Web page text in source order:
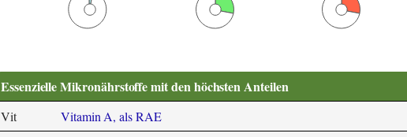
Essenzielle Mikronährstoffe mit den höchsten Anteilen
Vit Vitamin A, als RAE